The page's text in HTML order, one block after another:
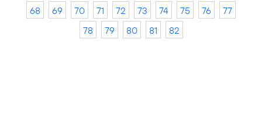
68
69 70 71 72 73 74 75 76
77
78
79 80 81 82